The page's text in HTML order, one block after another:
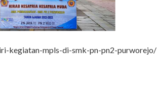
kegiatan-mpls-di-smk-pn-pn2-purworejo/